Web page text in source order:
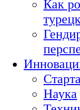
Как
Наука